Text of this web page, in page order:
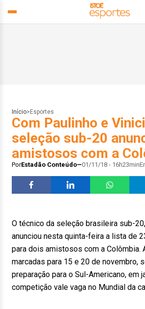
Início> Esportes
Com Paulinho e
seleção sub-20
amistosos com a
PorEstadão Conteúdo 01/11/18 - 16h23min
O técnico da seleção brasileira sub-
anunciou nesta quinta-feira a lista de
para dois amistosos com a Colômbia.
marcadas para 15 e 20 de novembro,
preparação para o Sul-Americano, em
competição vale vaga no Mundial da